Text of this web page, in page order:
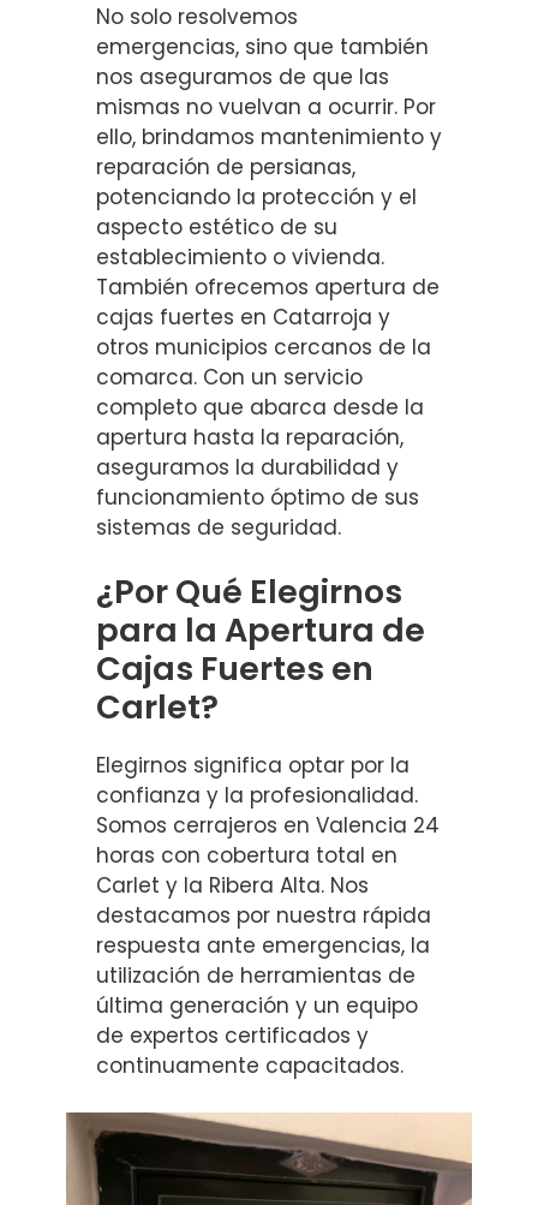
No solo resolvemos
emergencias, sino que también
nos aseguramos de que las
mismas no vuelvan a ocurrir. Por
ello, brindamos mantenimiento y
reparación de persianas,
potenciando la protección y el
aspecto estético de su
establecimiento o vivienda.
También ofrecemos apertura de
cajas fuertes en Catarroja y
otros municipios cercanos de la
comarca. Con un servicio
completo que abarca desde la
apertura hasta la reparación,
aseguramos la durabilidad y
funcionamiento óptimo de sus
sistemas de seguridad.
¿Por Qué Elegirnos
para la Apertura de
Cajas Fuertes en
Carlet?
Elegirnos significa optar por la
confianza y la profesionalidad.
Somos cerrajeros en Valencia 24
horas con cobertura total en
Carlet y la Ribera Alta. Nos
destacamos por nuestra rápida
respuesta ante emergencias, la
utilización de herramientas de
última generación y un equipo
de expertos certificados y
continuamente capacitados.